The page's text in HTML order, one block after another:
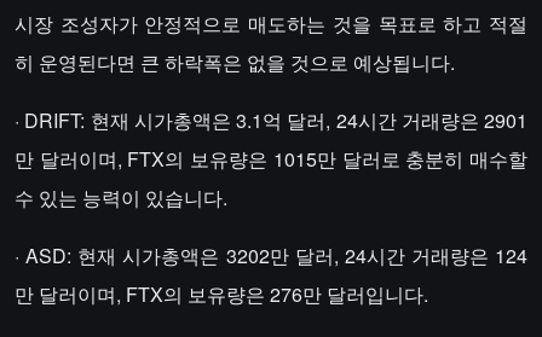
시장 조성자가 안정적으로 매도하는 것을 목표로 하고 적절
히 운영된다면 큰 하락폭은 없을 것으로 예상됩니다.
· DRIFT: 현재 시가총액은 3.1억 달러, 24시간 거래량은 2901
만 달러이며, FTX의 보유량은 1015만 달러로 충분히 매수할
수 있는 능력이 있습니다.
· ASD: 현재 시가총액은 3202만 달러, 24시간 거래량은 124
만 달러이며, FTX의 보유량은 276만 달러입니다.